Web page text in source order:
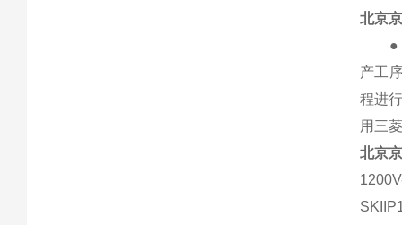
北京
● 应
产工
程进
用三
北京